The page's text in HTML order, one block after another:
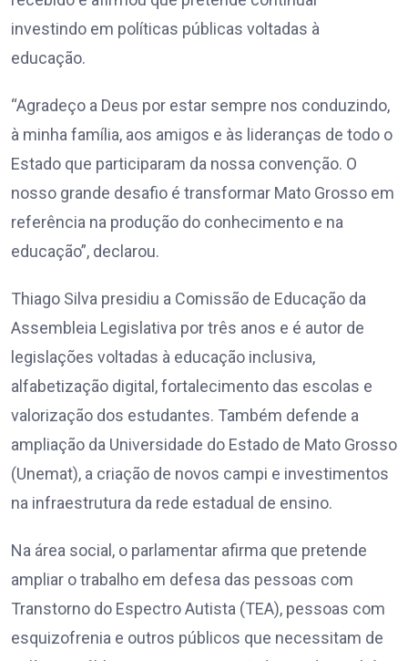
investindo em políticas públicas voltadas à
educação.
“Agradeço a Deus por estar sempre nos conduzindo,
à minha família, aos amigos e às lideranças de todo o
Estado que participaram da nossa convenção. O
nosso grande desafio é transformar Mato Grosso em
referência na produção do conhecimento e na
educação”, declarou.
Thiago Silva presidiu a Comissão de Educação da
Assembleia Legislativa por três anos e é autor de
legislações voltadas à educação inclusiva,
alfabetização digital, fortalecimento das escolas e
valorização dos estudantes. Também defende a
ampliação da Universidade do Estado de Mato Grosso
(Unemat), a criação de novos campi e investimentos
na infraestrutura da rede estadual de ensino.
Na área social, o parlamentar afirma que pretende
ampliar o trabalho em defesa das pessoas com
Transtorno do Espectro Autista (TEA), pessoas com
esquizofrenia e outros públicos que necessitam de